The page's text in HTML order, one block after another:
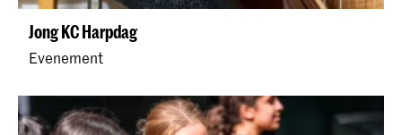
Jong KC Harpdag
Evenement